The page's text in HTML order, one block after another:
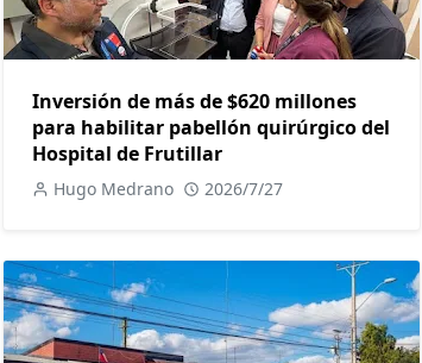
Inversión de más de $620 millones
para habilitar pabellón quirúrgico del
Hospital de Frutillar
Hugo Medrano 2026/7/27